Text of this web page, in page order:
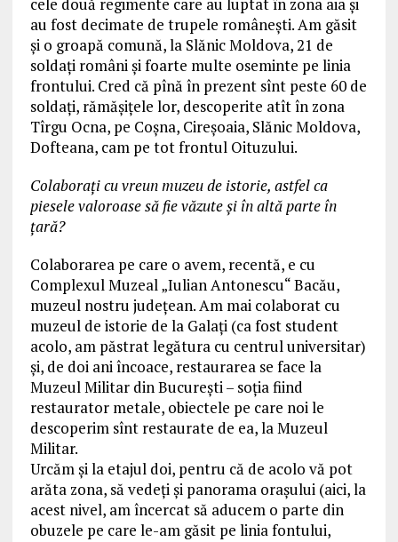
au fost decimate de trupele românești. Am găsit
și o groapă comună, la Slănic Moldova, 21 de
soldați români și foarte multe oseminte pe linia
frontului. Cred că pînă în prezent sînt peste 60 de
soldați, rămășițele lor, descoperite atît în zona
Tîrgu Ocna, pe Coșna, Cireșoaia, Slănic Moldova,
Dofteana, cam pe tot frontul Oituzului.
Colaborați cu vreun muzeu de istorie, astfel ca
piesele valoroase să fie văzute și în altă parte în
țară?
Colaborarea pe care o avem, recentă, e cu
Complexul Muzeal „Iulian Antonescu“ Bacău,
muzeul nostru județean. Am mai colaborat cu
muzeul de istorie de la Galați (ca fost student
acolo, am păstrat legătura cu centrul universitar)
și, de doi ani încoace, restaurarea se face la
Muzeul Militar din București – soția fiind
restaurator metale, obiectele pe care noi le
descoperim sînt restaurate de ea, la Muzeul
Militar.
Urcăm și la etajul doi, pentru că de acolo vă pot
arăta zona, să vedeți și panorama orașului (aici, la
acest nivel, am încercat să aducem o parte din
obuzele pe care le-am găsit pe linia fontului,